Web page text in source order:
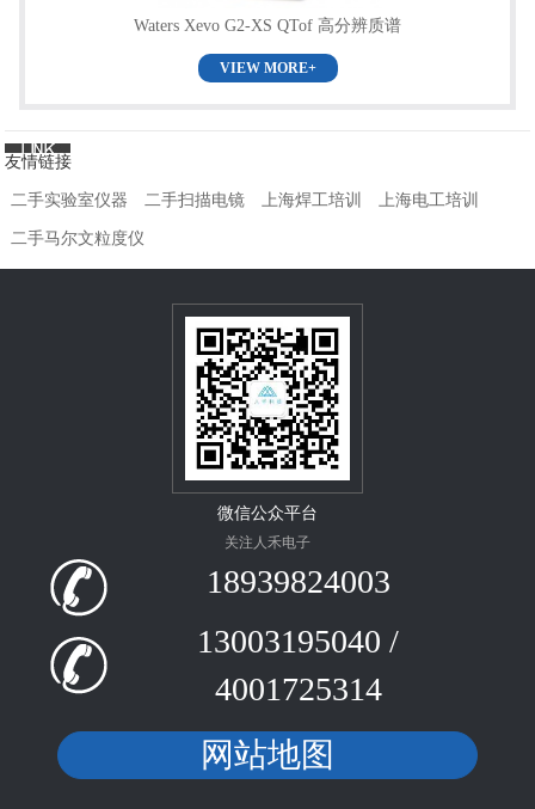
Waters Xevo G2-XS QTof 高分辨质谱
VIEW MORE+
友情链接
二手实验室仪器 二手扫描电镜 上海焊工培训 上海电工培训
二手马尔文粒度仪
微信公众平台
关注人禾电子
18939824003
13003195040 /
4001725314
网站地图